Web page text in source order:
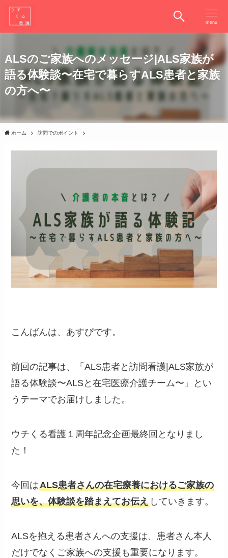
menu
ALSのご家族へのメッセージ|ALS家族が
語る体験談〜在宅で暮らすALS患者と家族
の方へ〜
ホーム 訪問でのポイント
こんばんは、あすぴです。
前回の記事は、「ALS患者と訪問看護|ALS家族が
語る体験談〜ALSと在宅医療介護チーム〜」とい
うテーマでお届けしました。
ウチくる看護１周年記念企画最終回となりまし
た！
今回はALS患者さんの在宅療養におけるご家族の
思いを、体験談を踏まえてお伝え していきます。
ALSを抱える患者さんへの支援は、患者さん本人
だけでなくご家族への支援も重要になります。